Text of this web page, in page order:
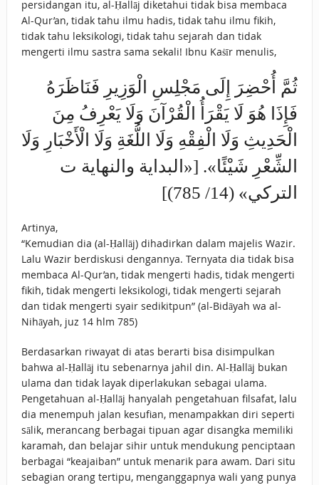
persidangan itu, al-Ḥallāj diketahui tidak bisa membaca
Al-Qur’an, tidak tahu ilmu hadis, tidak tahu ilmu fikih,
tidak tahu leksikologi, tidak tahu sejarah dan tidak
mengerti ilmu sastra sama sekali! Ibnu Kaṡīr menulis,
ثُمَّ أُحْضِرَ إِلَى مَجْلِسِ الْوَزِيرِ فَنَاظَرَهُ
فَإِذَا هُوَ لَا يَقْرَأُ ‌الْقُرْآنَ وَلَا يَعْرِفُ مِنَ
‌الْحَدِيثِ وَلَا ‌الْفِقْهِ وَلَا اللُّغَةِ وَلَا الْأَخْبَارِ وَلَا
‌الشِّعْرِ شَيْئًا». [«البداية والنهاية ت
التركي» (14/ 785)]
Artinya,
“Kemudian dia (al-Ḥallāj) dihadirkan dalam majelis Wazir.
Lalu Wazir berdiskusi dengannya. Ternyata dia tidak bisa
membaca Al-Qur’an, tidak mengerti hadis, tidak mengerti
fikih, tidak mengerti leksikologi, tidak mengerti sejarah
dan tidak mengerti syair sedikitpun” (al-Bidāyah wa al-
Nihāyah, juz 14 hlm 785)
Berdasarkan riwayat di atas berarti bisa disimpulkan
bahwa al-Ḥallāj itu sebenarnya jahil din. Al-Ḥallāj bukan
ulama dan tidak layak diperlakukan sebagai ulama.
Pengetahuan al-Ḥallāj hanyalah pengetahuan filsafat, lalu
dia menempuh jalan kesufian, menampakkan diri seperti
sālik, merancang berbagai tipuan agar disangka memiliki
karamah, dan belajar sihir untuk mendukung penciptaan
berbagai “keajaiban” untuk menarik para awam. Dari situ
sebagian orang tertipu, menganggapnya wali yang punya